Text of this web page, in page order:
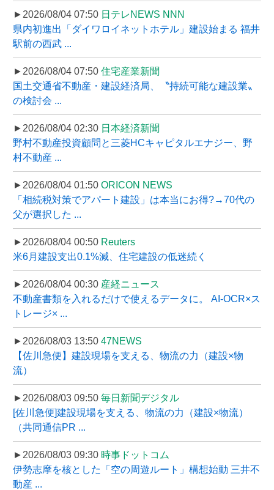
►2026/08/04 07:50 日テレNEWS NNN
県内初進出「ダイワロイネットホテル」建設始まる 福井
駅前の西武 ...
►2026/08/04 07:50 住宅産業新聞
国土交通省不動産・建設経済局、〝持続可能な建設業〟
の検討会 ...
►2026/08/04 02:30 日本経済新聞
野村不動産投資顧問と三菱HCキャピタルエナジー、野
村不動産 ...
►2026/08/04 01:50 ORICON NEWS
「相続税対策でアパート建設」は本当にお得?→70代の
父が選択した ...
►2026/08/04 00:50 Reuters
米6月建設支出0.1%減、住宅建設の低迷続く
►2026/08/04 00:30 産経ニュース
不動産書類を入れるだけで使えるデータに。 AI-OCR×ス
トレージ× ...
►2026/08/03 13:50 47NEWS
【佐川急便】建設現場を支える、物流の力（建設×物
流）
►2026/08/03 09:50 毎日新聞デジタル
[佐川急便]建設現場を支える、物流の力（建設×物流）
（共同通信PR ...
►2026/08/03 09:30 時事ドットコム
伊勢志摩を核とした「空の周遊ルート」構想始動 三井不
動産 ...